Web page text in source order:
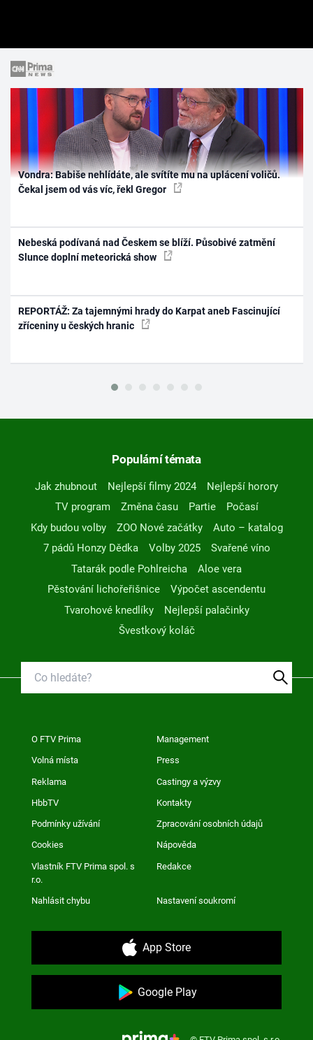
Vondra: Babiše nehlídáte, ale svítíte mu na uplácení voličů.
Čekal jsem od vás víc, řekl Gregor
Nebeská podívaná nad Českem se blíží. Působivé zatmění
Slunce doplní meteorická show
REPORTÁŽ: Za tajemnými hrady do Karpat aneb Fascinující
zříceniny u českých hranic
Populární témata
Jak zhubnout Nejlepší filmy 2024
Nejlepší horory
TV program
Změna času Partie
Počasí
Kdy budou volby
ZOO Nové začátky
Auto – katalog
7 pádů Honzy Dědka
Volby 2025
Svařené víno
Tatarák podle Pohlreicha
Aloe vera
Pěstování lichořeřišnice
Výpočet ascendentu
Tvarohové knedlíky
Nejlepší palačinky
Švestkový koláč
O FTV Prima Management
Volná místa Press
Reklama Castingy a výzvy
HbbTV Kontakty
Podmínky užívání Zpracování osobních údajů
Cookies Nápověda
Vlastník FTV Prima spol. s
r.o.
Redakce
Nahlásit chybu Nastavení soukromí
App Store
Google Play